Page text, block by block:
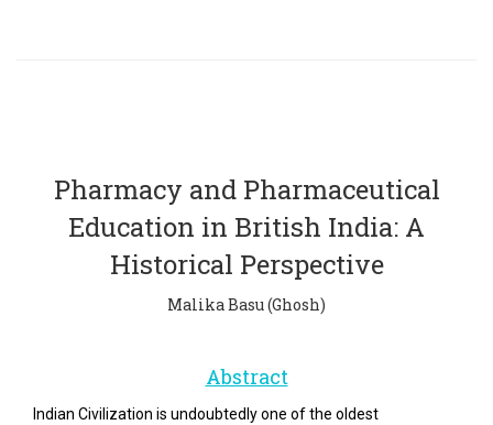
Pharmacy and Pharmaceutical
Education in British India: A
Historical Perspective
Malika Basu (Ghosh)
Abstract
Indian Civilization is undoubtedly one of the oldest